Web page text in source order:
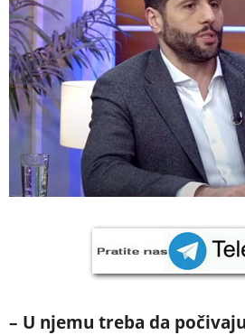
– U njemu treba da